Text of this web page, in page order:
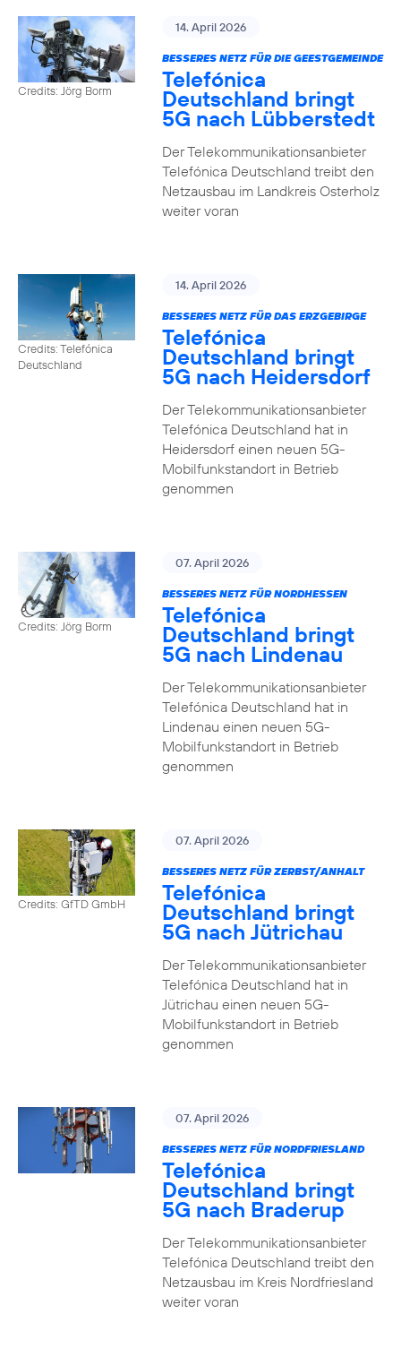
Credits: Jörg Borm
14. April 2026
BESSERES NETZ FÜR DIE GEESTGEMEINDE
Telefónica
Deutschland bringt
5G nach Lübberstedt
Der Telekommunikationsanbieter
Telefónica Deutschland treibt den
Netzausbau im Landkreis Osterholz
weiter voran
Credits: Telefónica
Deutschland
14. April 2026
BESSERES NETZ FÜR DAS ERZGEBIRGE
Telefónica
Deutschland bringt
5G nach Heidersdorf
Der Telekommunikationsanbieter
Telefónica Deutschland hat in
Heidersdorf einen neuen 5G-
Mobilfunkstandort in Betrieb
genommen
Credits: Jörg Borm
07. April 2026
BESSERES NETZ FÜR NORDHESSEN
Telefónica
Deutschland bringt
5G nach Lindenau
Der Telekommunikationsanbieter
Telefónica Deutschland hat in
Lindenau einen neuen 5G-
Mobilfunkstandort in Betrieb
genommen
Credits: GfTD GmbH
07. April 2026
BESSERES NETZ FÜR ZERBST/ANHALT
Telefónica
Deutschland bringt
5G nach Jütrichau
Der Telekommunikationsanbieter
Telefónica Deutschland hat in
Jütrichau einen neuen 5G-
Mobilfunkstandort in Betrieb
genommen
07. April 2026
BESSERES NETZ FÜR NORDFRIESLAND
Telefónica
Deutschland bringt
5G nach Braderup
Der Telekommunikationsanbieter
Telefónica Deutschland treibt den
Netzausbau im Kreis Nordfriesland
weiter voran